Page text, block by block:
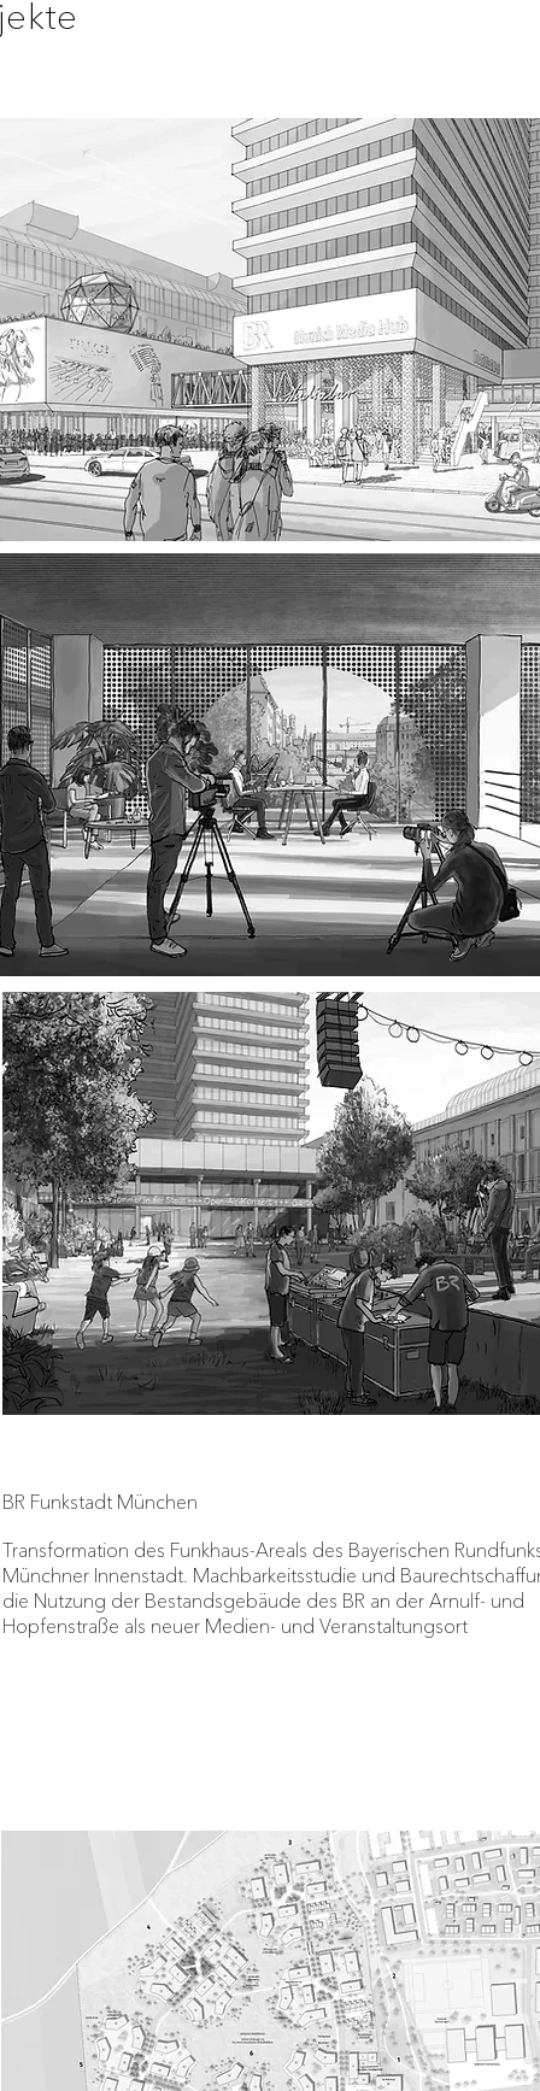
BR Funkstadt München
Transformation des Funkhaus-Areals des Bayerischen
Münchner Innenstadt. Machbarkeitsstudie und
die Nutzung der Bestandsgebäude des BR an der Arnulf- und
Hopfenstraße als neuer Medien- und Veranstaltungsort